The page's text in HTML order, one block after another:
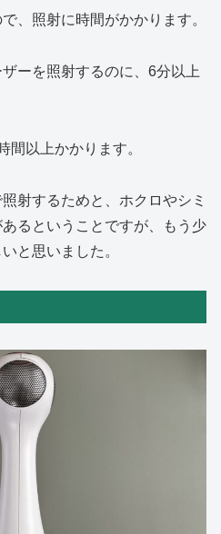
、照射に時間がかかります。
ーを照射するのに、6分以上
間以上かかります。
射するためと、ホクロやシミ
るということですが、もう少
と思いました。